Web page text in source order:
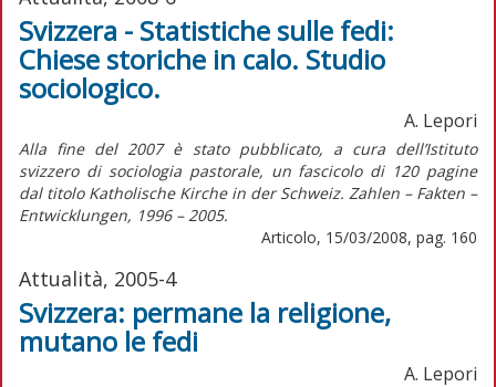
Svizzera - Statistiche sulle fedi:
Chiese storiche in calo. Studio
sociologico.
A. Lepori
Alla fine del 2007 è stato pubblicato, a cura dell’Istituto
svizzero di sociologia pastorale, un fascicolo di 120 pagine
dal titolo Katholische Kirche in der Schweiz. Zahlen – Fakten –
Entwicklungen, 1996 – 2005.
Articolo, 15/03/2008, pag. 160
Attualità, 2005-4
Svizzera: permane la religione,
mutano le fedi
A. Lepori